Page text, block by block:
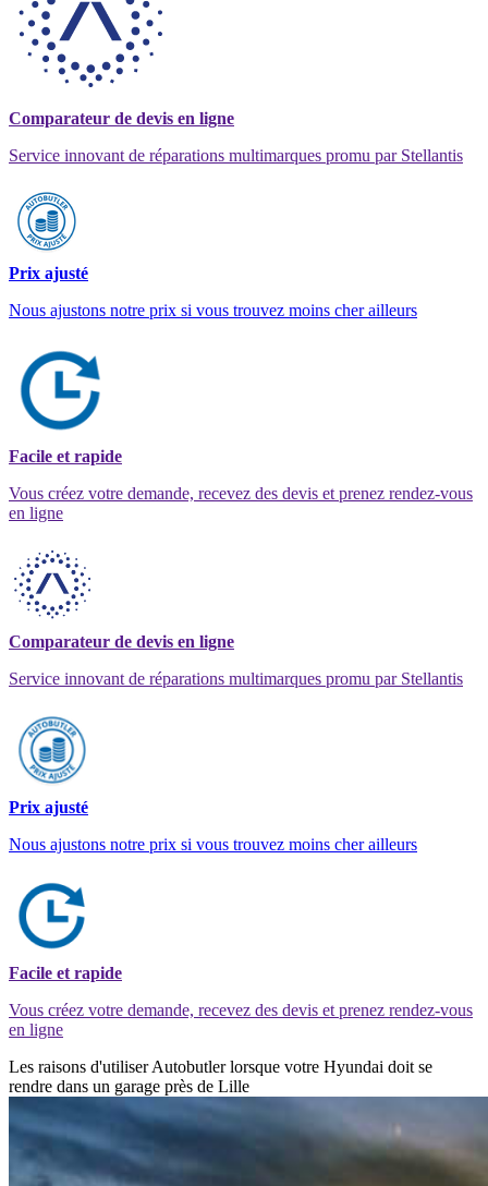
Comparateur de devis en ligne
Service innovant de réparations multimarques promu par Stellantis
Prix ajusté
Nous ajustons notre prix si vous trouvez moins cher ailleurs
Facile et rapide
Vous créez votre demande, recevez des devis et prenez rendez-vous
en ligne
Comparateur de devis en ligne
Service innovant de réparations multimarques promu par Stellantis
Prix ajusté
Nous ajustons notre prix si vous trouvez moins cher ailleurs
Facile et rapide
Vous créez votre demande, recevez des devis et prenez rendez-vous
en ligne
Les raisons d'utiliser Autobutler lorsque votre Hyundai doit se
rendre dans un garage près de Lille